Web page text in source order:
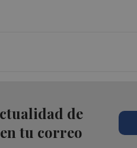
de
tu correo